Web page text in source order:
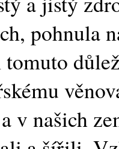
pohnula
tomuto
v našich